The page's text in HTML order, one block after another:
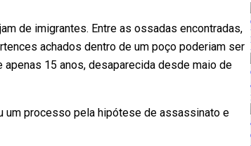
de imigrantes. Entre as ossadas encontradas,
achados dentro de um poço poderiam ser
15 anos, desaparecida desde maio de
um processo pela hipótese de assassinato e